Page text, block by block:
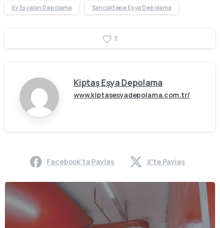
Ev Eşyaları Depolama Sancaktepe Eşya Depolama
3
Kiptaş Eşya Depolama
www.kiptasesyadepolama.com.tr/
Facebook'ta Paylaş X'te Paylaş